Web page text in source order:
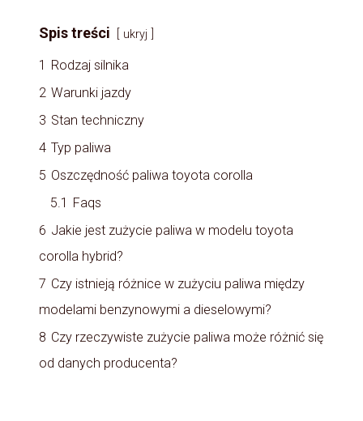
Spis treści ukryj
1 Rodzaj silnika
2 Warunki jazdy
3 Stan techniczny
4 Typ paliwa
5 Oszczędność paliwa toyota corolla
5.1 Faqs
6 Jakie jest zużycie paliwa w modelu toyota
corolla hybrid?
7 Czy istnieją różnice w zużyciu paliwa między
modelami benzynowymi a dieselowymi?
8 Czy rzeczywiste zużycie paliwa może różnić się
od danych producenta?